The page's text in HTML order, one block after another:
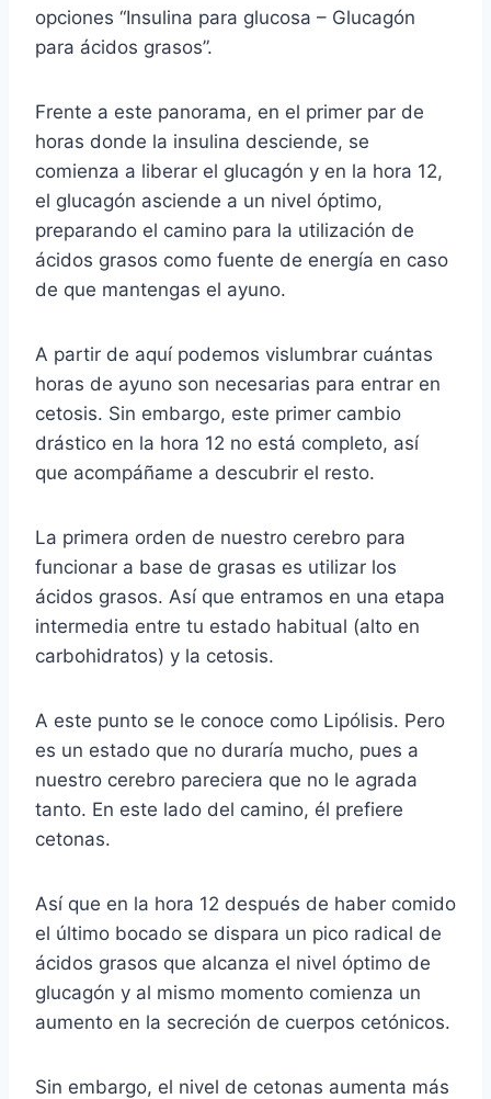
opciones “Insulina para glucosa – Glucagón
para ácidos grasos”.
Frente a este panorama, en el primer par de
horas donde la insulina desciende, se
comienza a liberar el glucagón y en la hora 12,
el glucagón asciende a un nivel óptimo,
preparando el camino para la utilización de
ácidos grasos como fuente de energía en caso
de que mantengas el ayuno.
A partir de aquí podemos vislumbrar cuántas
horas de ayuno son necesarias para entrar en
cetosis. Sin embargo, este primer cambio
drástico en la hora 12 no está completo, así
que acompáñame a descubrir el resto.
La primera orden de nuestro cerebro para
funcionar a base de grasas es utilizar los
ácidos grasos. Así que entramos en una etapa
intermedia entre tu estado habitual (alto en
carbohidratos) y la cetosis.
A este punto se le conoce como Lipólisis. Pero
es un estado que no duraría mucho, pues a
nuestro cerebro pareciera que no le agrada
tanto. En este lado del camino, él prefiere
cetonas.
Así que en la hora 12 después de haber comido
el último bocado se dispara un pico radical de
ácidos grasos que alcanza el nivel óptimo de
glucagón y al mismo momento comienza un
aumento en la secreción de cuerpos cetónicos.
Sin embargo, el nivel de cetonas aumenta más